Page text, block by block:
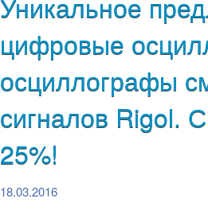
цифровые
осциллографы
сигналов Rigol.
25%!
18.03.2016